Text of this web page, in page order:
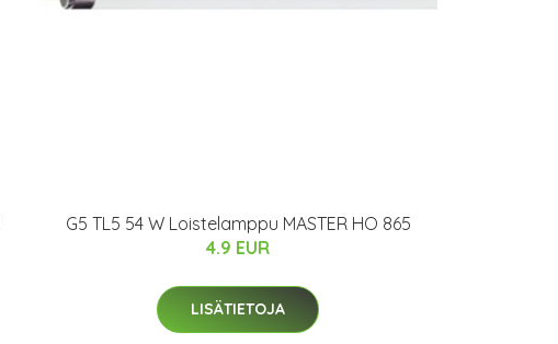
G5 TL5 54 W Loistelamppu MASTER HO 865
4.9 EUR
LISÄTIETOJA